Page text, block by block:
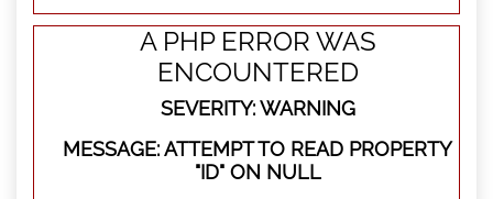
A PHP ERROR WAS
ENCOUNTERED
SEVERITY: WARNING
MESSAGE: ATTEMPT TO READ PROPERTY
"ID" ON NULL